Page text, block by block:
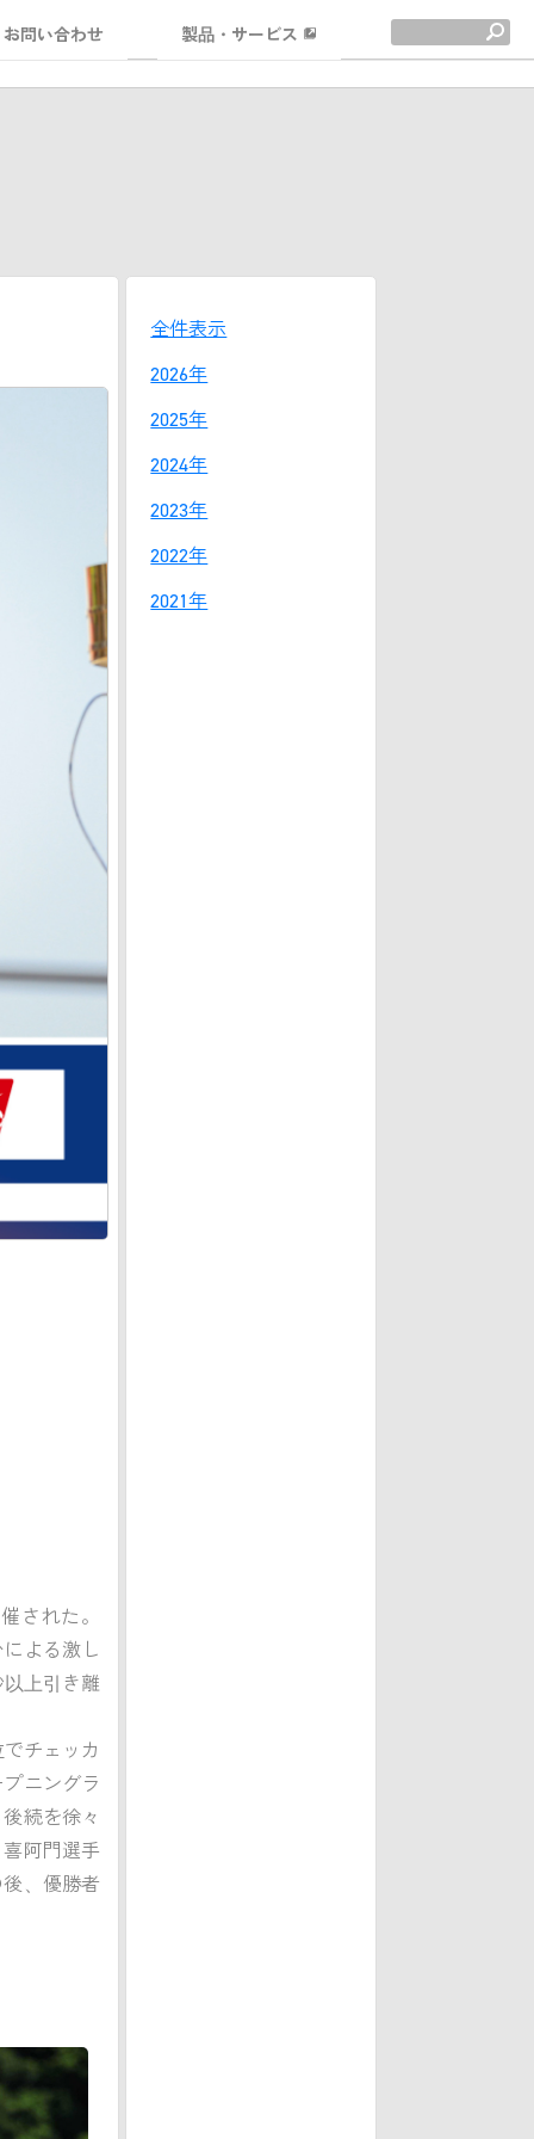
お問い合わせ 製品・サービス
された。
による激し
上引き離
チェッカ
ニングラ
続を徐々
阿門選手
後、優勝者
全件表示
2026年
2025年
2024年
2023年
2022年
2021年